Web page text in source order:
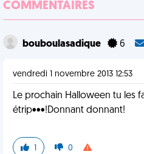
COMMENTAIRES
bouboulasadique 6
vendredi 1 novembre 2013 12:53
Le prochain Halloween tu les
étrip•••!Donnant donnant!
1 0